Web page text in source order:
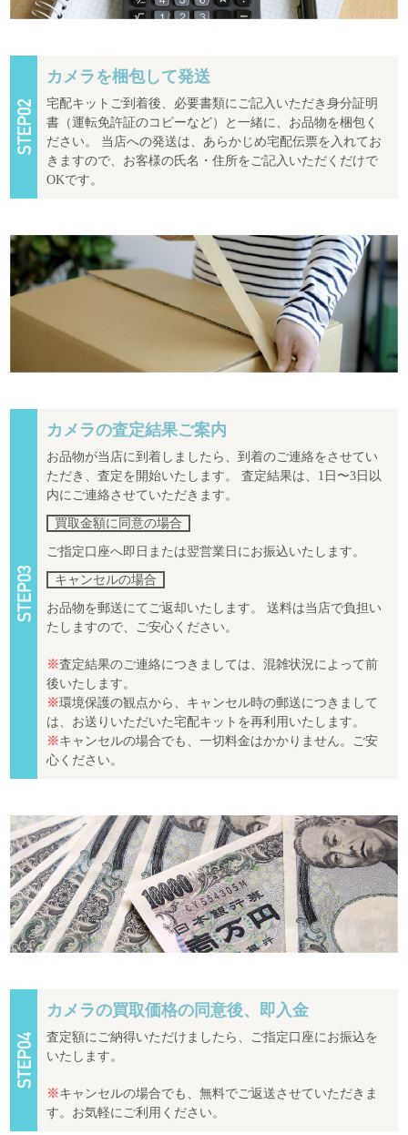
カメラを梱包して発送
宅配キットご到着後、必要書類にご記入いただき身分証明
書（運転免許証のコピーなど）と一緒に、お品物を梱包く
ださい。 当店への発送は、あらかじめ宅配伝票を入れてお
きますので、お客様の氏名・住所をご記入いただくだけで
OKです。
カメラの査定結果ご案内
お品物が当店に到着しましたら、到着のご連絡をさせてい
ただき、査定を開始いたします。 査定結果は、1日〜3日以
内にご連絡させていただきます。
買取金額に同意の場合
ご指定口座へ即日または翌営業日にお振込いたします。
キャンセルの場合
お品物を郵送にてご返却いたします。 送料は当店で負担い
たしますので、ご安心ください。
※査定結果のご連絡につきましては、混雑状況によって前
後いたします。
※環境保護の観点から、キャンセル時の郵送につきまして
は、お送りいただいた宅配キットを再利用いたします。
※キャンセルの場合でも、一切料金はかかりません。ご安
心ください。
カメラの買取価格の同意後、即入金
査定額にご納得いただけましたら、ご指定口座にお振込を
いたします。
※キャンセルの場合でも、無料でご返送させていただきま
す。お気軽にご利用ください。